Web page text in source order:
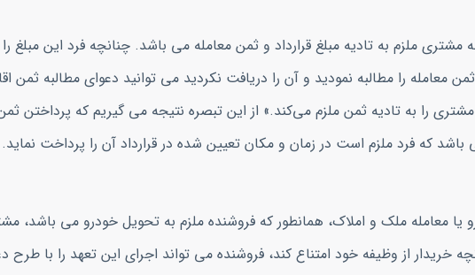
مشتری ملزم به تادیه مبلغ قرارداد و ثمن معامله می باشد. چنانچه فرد این مبلغ
ثمن معامله را مطالبه نمودید و آن را دریافت نکردید می توانید دعوای مطالبه ثمن
را به تادیه ثمن ملزم می‌کند.» از این تبصره نتیجه می گیریم که پرداختن
باشد که فرد ملزم است در زمان و مکان تعیین شده در قرارداد آن را پرداخت نماید.
یا معامله ملک و املاک، همانطور که فروشنده ملزم به تحویل خودرو می باشد،
خریدار از وظیفه خود امتناع کند، فروشنده می تواند اجرای این تعهد را با طرح